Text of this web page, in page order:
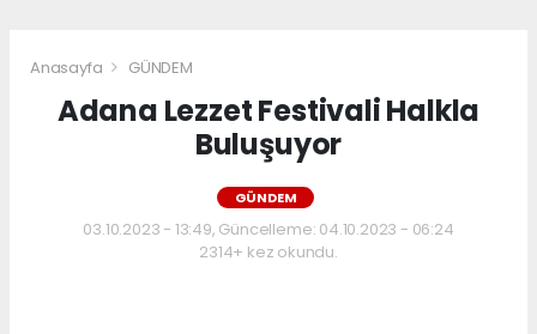
Anasayfa GÜNDEM
Adana Lezzet Festivali Halkla
Buluşuyor
GÜNDEM
03.10.2023 - 13:49, Güncelleme: 04.10.2023 - 06:24
2314+ kez okundu.